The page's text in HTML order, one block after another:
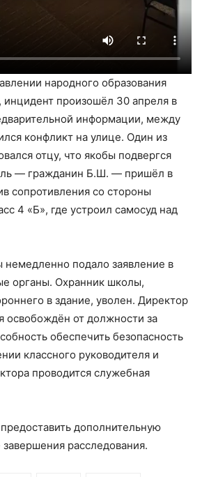
народного образования
инцидент произошёл 30 апреля в
информации, между
конфликт на улице. Один из
отцу, что якобы подвергся
— гражданин Б.Ш. — пришёл в
сопротивления со стороны
4 «Б», где устроил самосуд над
немедленно подало заявление в
органы. Охранник школы,
в здание, уволен. Директор
освобождён от должности за
обеспечить безопасность
классного руководителя и
проводится служебная
дополнительную
расследования.